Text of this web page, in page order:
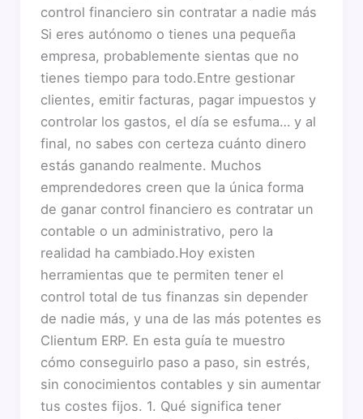
control financiero sin contratar a nadie más
Si eres autónomo o tienes una pequeña
empresa, probablemente sientas que no
tienes tiempo para todo.Entre gestionar
clientes, emitir facturas, pagar impuestos y
controlar los gastos, el día se esfuma… y al
final, no sabes con certeza cuánto dinero
estás ganando realmente. Muchos
emprendedores creen que la única forma
de ganar control financiero es contratar un
contable o un administrativo, pero la
realidad ha cambiado.Hoy existen
herramientas que te permiten tener el
control total de tus finanzas sin depender
de nadie más, y una de las más potentes es
Clientum ERP. En esta guía te muestro
cómo conseguirlo paso a paso, sin estrés,
sin conocimientos contables y sin aumentar
tus costes fijos. 1. Qué significa tener